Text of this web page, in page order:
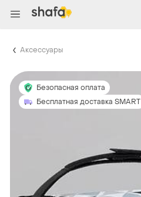
Аксессуары
Безопасная оплата
Бесплатная доставка SMART